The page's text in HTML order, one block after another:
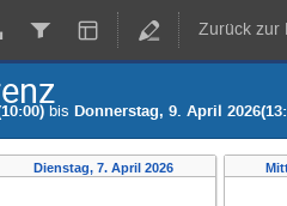
Zurück zur
bis Donnerstag, 9. April
Dienstag, 7. April 2026